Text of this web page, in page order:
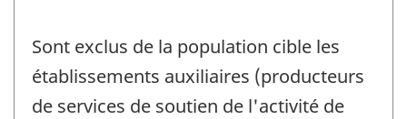
Sont exclus de la population cible les
établissements auxiliaires (producteurs
de services de soutien de l'activité de